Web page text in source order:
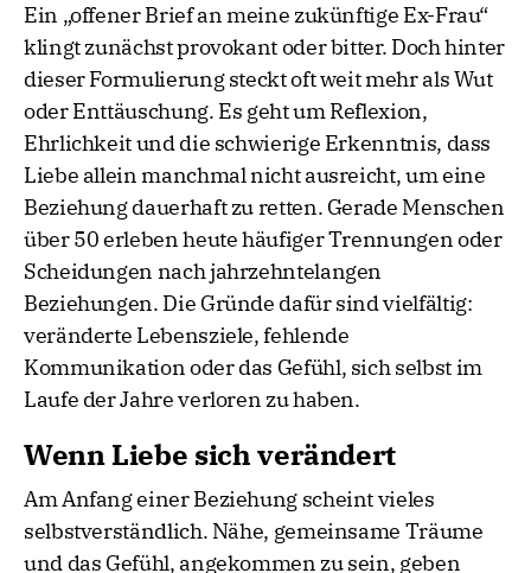
Ein „offener Brief an meine zukünftige Ex-Frau“
klingt zunächst provokant oder bitter. Doch hinter
dieser Formulierung steckt oft weit mehr als Wut
oder Enttäuschung. Es geht um Reflexion,
Ehrlichkeit und die schwierige Erkenntnis, dass
Liebe allein manchmal nicht ausreicht, um eine
Beziehung dauerhaft zu retten. Gerade Menschen
über 50 erleben heute häufiger Trennungen oder
Scheidungen nach jahrzehntelangen
Beziehungen. Die Gründe dafür sind vielfältig:
veränderte Lebensziele, fehlende
Kommunikation oder das Gefühl, sich selbst im
Laufe der Jahre verloren zu haben.
Wenn Liebe sich verändert
Am Anfang einer Beziehung scheint vieles
selbstverständlich. Nähe, gemeinsame Träume
und das Gefühl, angekommen zu sein, geben